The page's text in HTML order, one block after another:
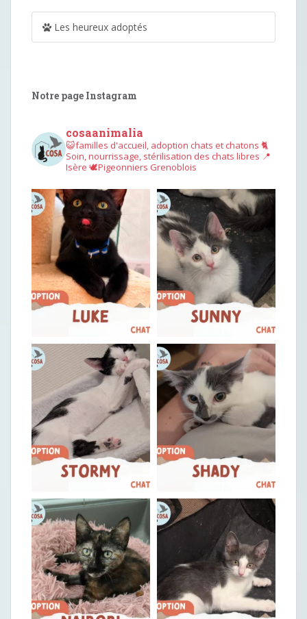
Les heureux adoptés
Notre page Instagram
cosaanimalia
😺familles d'accueil, adoption chats et chatons 🐈
Soin, nourrissage, stérilisation des chats libres 📍
Isère 🕊︎Pigeonniers Grenoblois